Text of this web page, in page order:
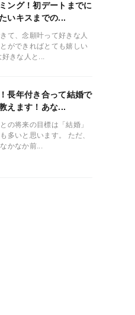
ング！初デートまでに
いキスまでの...
て、念願叶って好きな人
ができればとても嬉しい
好きな人と...
長年付き合って結婚で
えます！あな...
の将来の目標は「結婚」
多いと思います。 ただ、
かなか前...